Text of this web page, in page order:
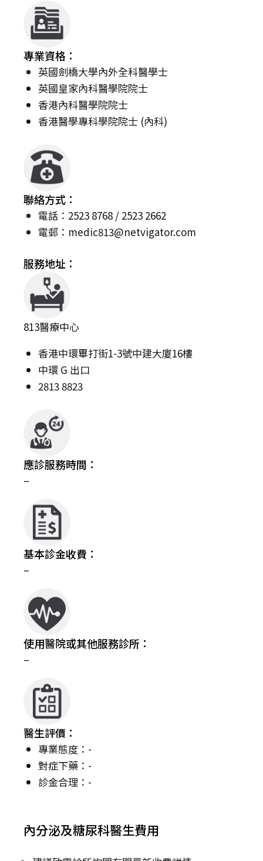
專業資格：
英國劍橋大學內外全科醫學士
英國皇家內科醫學院院士
香港內科醫學院院士
香港醫學專科學院院士 (內科)
聯絡方式：
電話：2523 8768 / 2523 2662
電郵： medic813@netvigator.com
服務地址：
813醫療中心
香港中環畢打街1-3號中建大廈16樓
中環 G 出口
2813 8823
應診服務時間：
–
基本診金收費：
–
使用醫院或其他服務診所：
–
醫生評價：
專業態度：-
對症下藥：-
診金合理：-
內分泌及糖尿科醫生費用